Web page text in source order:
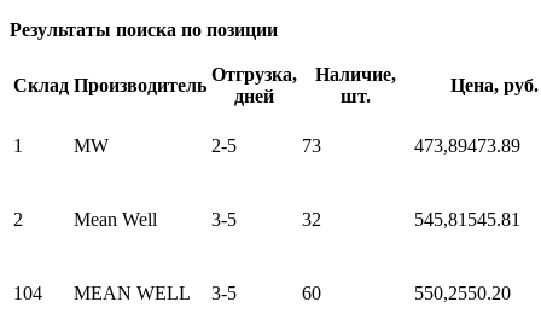
Результаты поиска по позиции
Склад Производитель
Отгрузка,
дней
Наличие,
шт.
Цена, руб.
1 MW 2-5 73 473,89473.89
2 Mean Well 3-5 32 545,81 545.81
104 MEAN WELL 3-5 60 550,2550.20